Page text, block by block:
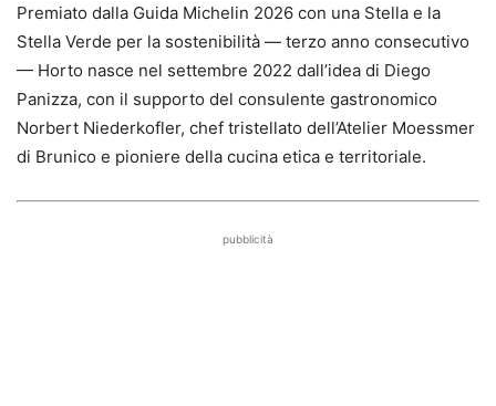
Premiato dalla Guida Michelin 2026 con una Stella e la
Stella Verde per la sostenibilità — terzo anno consecutivo
— Horto nasce nel settembre 2022 dall’idea di Diego
Panizza, con il supporto del consulente gastronomico
Norbert Niederkofler, chef tristellato dell’Atelier Moessmer
di Brunico e pioniere della cucina etica e territoriale.
pubblicità